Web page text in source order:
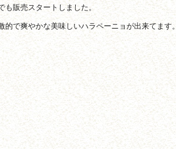
販売スタートしました。
で爽やかな美味しいハラペーニョが出来てます。